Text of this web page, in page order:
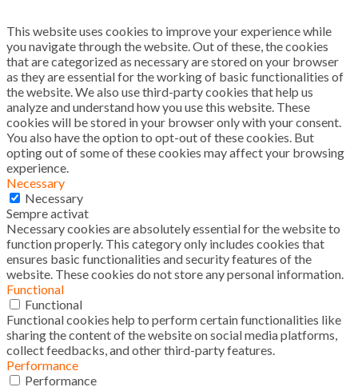
This website uses cookies to improve your experience while
you navigate through the website. Out of these, the cookies
that are categorized as necessary are stored on your browser
as they are essential for the working of basic functionalities of
the website. We also use third-party cookies that help us
analyze and understand how you use this website. These
cookies will be stored in your browser only with your consent.
You also have the option to opt-out of these cookies. But
opting out of some of these cookies may affect your browsing
experience.
Necessary
Necessary
Sempre activat
Necessary cookies are absolutely essential for the website to
function properly. This category only includes cookies that
ensures basic functionalities and security features of the
website. These cookies do not store any personal information.
Functional
Functional
Functional cookies help to perform certain functionalities like
sharing the content of the website on social media platforms,
collect feedbacks, and other third-party features.
Performance
Performance